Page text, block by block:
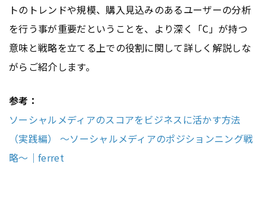
トのトレンドや規模、購入見込みのあるユーザーの分析
を行う事が重要だということを、より深く「C」が持つ
意味と戦略を立てる上での役割に関して詳しく解説しな
がらご紹介します。
参考：
ソーシャルメディアのスコアをビジネスに活かす方法
（実践編） 〜ソーシャルメディアのポジションニング戦
略〜｜ferret